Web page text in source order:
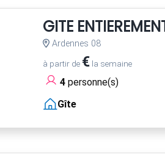
GITE
Ardennes 08
à partir de €la semaine
4personne(s)
Gîte